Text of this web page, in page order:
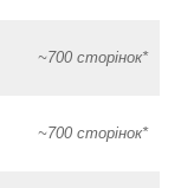
~700 сторінок*
~700 сторінок*